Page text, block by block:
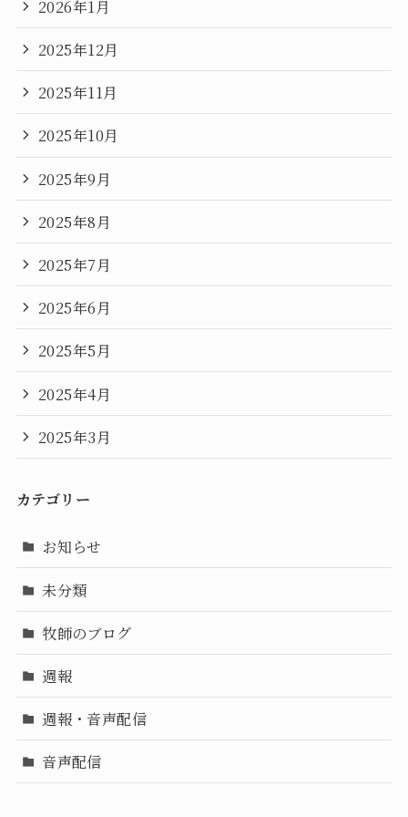
2026年1月
2025年12月
2025年11月
2025年10月
2025年9月
2025年8月
2025年7月
2025年6月
2025年5月
2025年4月
2025年3月
カテゴリー
お知らせ
未分類
牧師のブログ
週報
週報・音声配信
音声配信